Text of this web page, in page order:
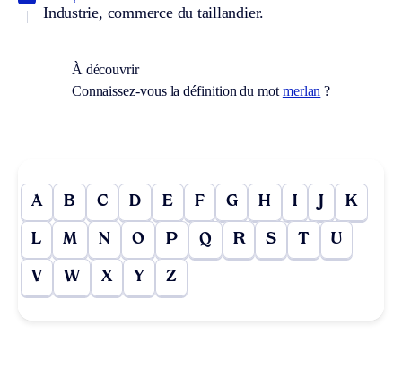
Industrie, commerce du taillandier.
À découvrir
Connaissez-vous la définition du mot merlan ?
A B C D E F G H I J K
L M N O P Q R S T U
V W X Y Z